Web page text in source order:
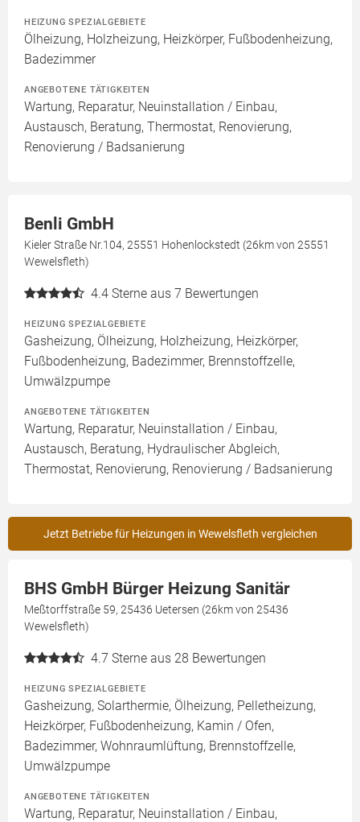
HEIZUNG SPEZIALGEBIETE
Ölheizung, Holzheizung, Heizkörper, Fußbodenheizung,
Badezimmer
ANGEBOTENE TÄTIGKEITEN
Wartung, Reparatur, Neuinstallation / Einbau,
Austausch, Beratung, Thermostat, Renovierung,
Renovierung / Badsanierung
Benli GmbH
Kieler Straße Nr.104, 25551 Hohenlockstedt (26km von 25551
Wewelsfleth)
4.4 Sterne aus 7 Bewertungen
HEIZUNG SPEZIALGEBIETE
Gasheizung, Ölheizung, Holzheizung, Heizkörper,
Fußbodenheizung, Badezimmer, Brennstoffzelle,
Umwälzpumpe
ANGEBOTENE TÄTIGKEITEN
Wartung, Reparatur, Neuinstallation / Einbau,
Austausch, Beratung, Hydraulischer Abgleich,
Thermostat, Renovierung, Renovierung / Badsanierung
Jetzt Betriebe für Heizungen in Wewelsfleth vergleichen
BHS GmbH Bürger Heizung Sanitär
Meßtorffstraße 59, 25436 Uetersen (26km von 25436
Wewelsfleth)
4.7 Sterne aus 28 Bewertungen
HEIZUNG SPEZIALGEBIETE
Gasheizung, Solarthermie, Ölheizung, Pelletheizung,
Heizkörper, Fußbodenheizung, Kamin / Ofen,
Badezimmer, Wohnraumlüftung, Brennstoffzelle,
Umwälzpumpe
ANGEBOTENE TÄTIGKEITEN
Wartung, Reparatur, Neuinstallation / Einbau,